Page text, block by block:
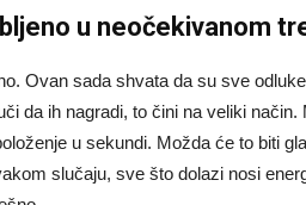
u neočekivanom
Ovan sada shvata da su sve
da ih nagradi, to čini na veliki
u sekundi. Možda će to biti
slučaju, sve što dolazi nosi